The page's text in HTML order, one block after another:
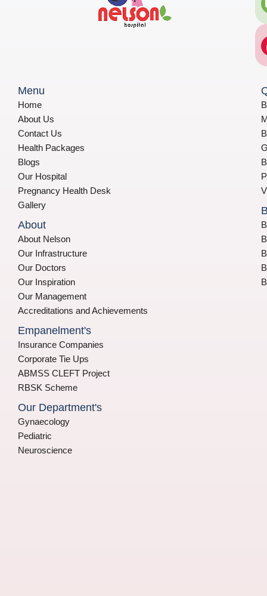
Menu
Home
About Us
Contact Us
Health Packages
Blogs
Our Hospital
Pregnancy Health Desk
Gallery
About
About Nelson
Our Infrastructure
Our Doctors
Our Inspiration
Our Management
Accreditations and Achievements
Empanelment's
Insurance Companies
Corporate Tie Ups
ABMSS CLEFT Project
RBSK Scheme
Our Department's
Gynaecology
Pediatric
Neuroscience